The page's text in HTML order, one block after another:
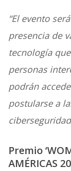
“El evento
presencia de
tecnología
personas
podrán
postularse a
Premio
AMÉRICAS